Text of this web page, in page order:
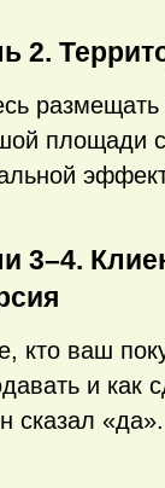
2.
площади с
3–4.
кто ваш
и как
сказал «да».